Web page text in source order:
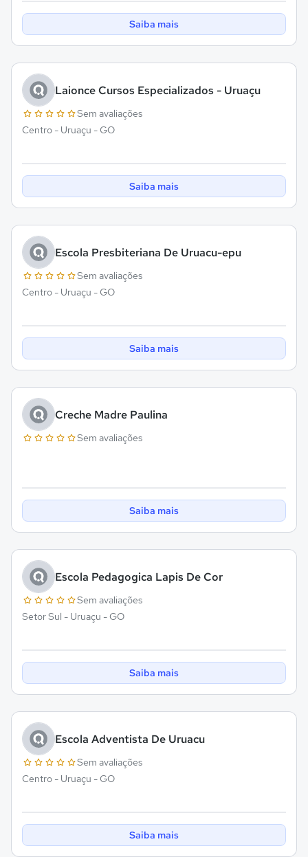
Saiba mais
Laionce Cursos Especializados - Uruaçu
Sem avaliações
Centro - Uruaçu - GO
Saiba mais
Escola Presbiteriana De Uruacu-epu
Sem avaliações
Centro - Uruaçu - GO
Saiba mais
Creche Madre Paulina
Sem avaliações
Saiba mais
Escola Pedagogica Lapis De Cor
Sem avaliações
Setor Sul - Uruaçu - GO
Saiba mais
Escola Adventista De Uruacu
Sem avaliações
Centro - Uruaçu - GO
Saiba mais